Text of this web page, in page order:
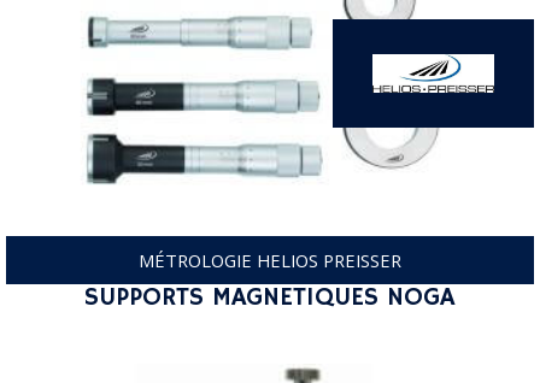
MÉTROLOGIE HELIOS PREISSER
SUPPORTS MAGNETIQUES NOGA